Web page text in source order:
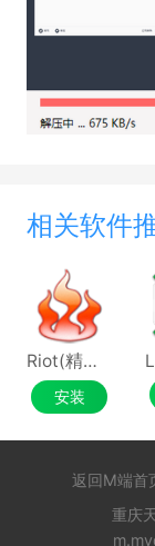
3.证据认
息等水印，以
调查等场景具
像和视频中，
相关软件
Riot(精准优化图像大小)
安装
返回M端首
重庆